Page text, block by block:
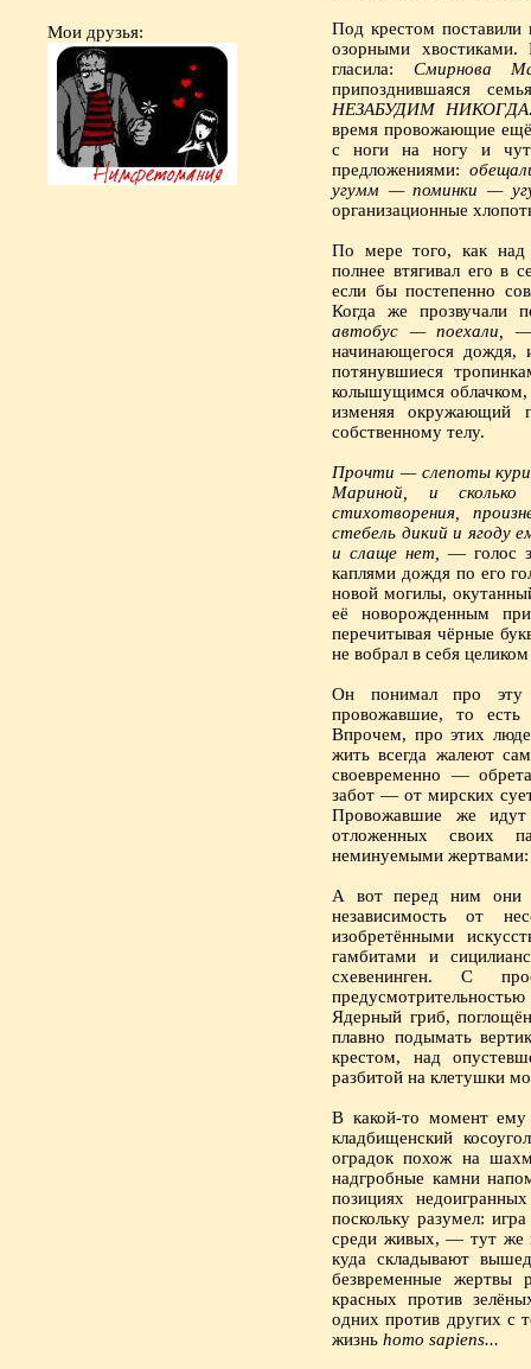
Мои друзья:
Под крестом поставили
озорными хвостиками.
гласила: Смирнова
припозднившаяся
НЕЗАБУДИМ НИКОГДА.
время провожающие ещё
с ноги на ногу и
предложениями:
угумм — поминки —
организационные
По мере того, как над
полнее втягивал его в
если бы постепенно
Когда же прозвучали
автобус — поехали,
—
начинающегося дождя,
потянувшиеся
колышущимся облачком,
изменяя окружающий
собственному телу.
Прочти — слепоты
Мариной, и
стихотворения,
стебель дикий и ягоду
и слаще нет,
— голос
каплями дождя по его
новой могилы,
её новорожденным
перечитывая чёрные
не вобрал в себя
Он понимал про
провожавшие, то
Впрочем, про этих
жить всегда жалеют
своевременно —
забот — от мирских
Провожавшие же
отложенных своих
неминуемыми жертвами:
А вот перед ним они
независимость от
изобретёнными
гамбитами и
схевенинген. С
Ядерный гриб,
плавно подымать
крестом, над
разбитой на клетушки
В какой-то момент ему
кладбищенский
оградок похож на
надгробные камни
позициях
поскольку разумел:
среди живых, — тут же
куда складывают
безвременные жертвы
красных против
одних против других с
жизнь homo sapiens...